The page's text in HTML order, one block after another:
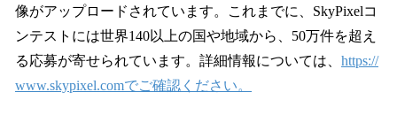
像がアップロードされています。これまでに、SkyPixelコ
ンテストには世界140以上の国や地域から、50万件を超え
る応募が寄せられています。詳細情報については、 https://
www.skypixel.comでご確認ください。